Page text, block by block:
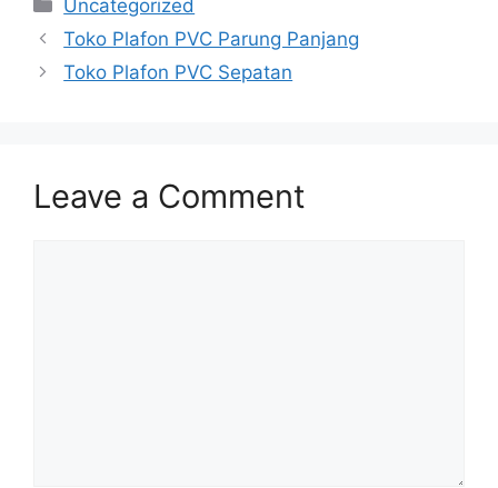
Uncategorized
Toko Plafon PVC Parung Panjang
Toko Plafon PVC Sepatan
Leave a Comment